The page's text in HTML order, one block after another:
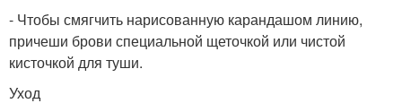
- Чтобы смягчить нарисованную карандашом линию,
причеши брови специальной щеточкой или чистой
кисточкой для туши.
Уход